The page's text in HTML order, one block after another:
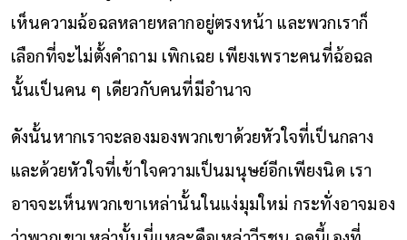
เห็นความฉ้อฉลหลายหลากอยู่ตรงหน้า และพวกเราก็
เลือกที่จะไม่ตั้งคำถาม เพิกเฉย เพียงเพราะคนที่ฉ้อฉล
นั้นเป็นคน ๆ เดียวกับคนที่มีอำนาจ
ดังนั้นหากเราจะลองมองพวกเขาด้วยหัวใจที่เป็นกลาง
และด้วยหัวใจที่เข้าใจความเป็นมนุษย์อีกเพียงนิด เรา
อาจจะเห็นพวกเขาเหล่านั้นในแง่มุมใหม่ กระทั่งอาจมอง